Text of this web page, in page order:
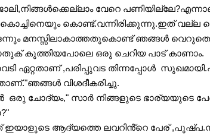
വേറെ
കൊച്ചിനെയും കൊണ്ട്.വന്നിരിക്കുന്നു.ഇത്
മനസ്സിലാകാത്തതുകൊണ്ട് ഞങ്ങൾ
കുത്തിയപോലെ ഒരു ചെറിയ പാട് കാണാം.
,പരിപ്പുവട തിന്നപ്പോൾ
വിശദീകരിച്ചു.
ചോദ്യം," സാർ നിങ്ങളുടെ ഭാര്യയുടെ പേര്
ആദ്യത്തെ ലവറിൻ്റെ പേര്